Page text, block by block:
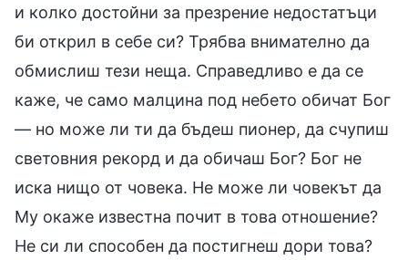
и колко достойни за презрение недостатъци
би открил в себе си? Трябва внимателно да
обмислиш тези неща. Справедливо е да се
каже, че само малцина под небето обичат Бог
— но може ли ти да бъдеш пионер, да счупиш
световния рекорд и да обичаш Бог? Бог не
иска нищо от човека. Не може ли човекът да
Му окаже известна почит в това отношение?
Не си ли способен да постигнеш дори това?